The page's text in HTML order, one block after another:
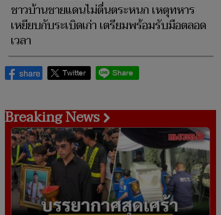
ชาวบ้านชายแดนไม่ตื่นตระหนก เหตุทหาร
เหยียบกับระเบิดเก่า เตรียมพร้อมรับมือตลอด
เวลา
Breaking News